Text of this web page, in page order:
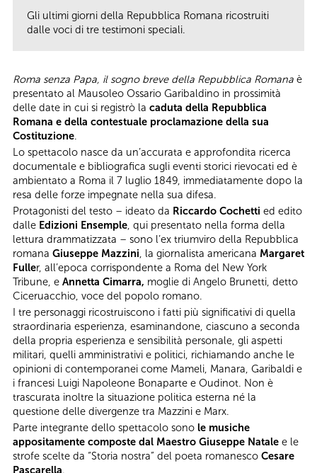
Gli ultimi giorni della Repubblica Romana ricostruiti
dalle voci di tre testimoni speciali.
Roma senza Papa, il sogno breve della Repubblica Romana è
presentato al Mausoleo Ossario Garibaldino in prossimità
delle date in cui si registrò la caduta della Repubblica
Romana e della contestuale proclamazione della sua
Costituzione.
Lo spettacolo nasce da un’accurata e approfondita ricerca
documentale e bibliografica sugli eventi storici rievocati ed è
ambientato a Roma il 7 luglio 1849, immediatamente dopo la
resa delle forze impegnate nella sua difesa.
Protagonisti del testo – ideato da Riccardo Cochetti ed edito
dalle Edizioni Ensemple, qui presentato nella forma della
lettura drammatizzata – sono l’ex triumviro della Repubblica
romana Giuseppe Mazzini, la giornalista americana Margaret
Fuller, all’epoca corrispondente a Roma del New York
Tribune, e Annetta Cimarra, moglie di Angelo Brunetti, detto
Ciceruacchio, voce del popolo romano.
I tre personaggi ricostruiscono i fatti più significativi di quella
straordinaria esperienza, esaminandone, ciascuno a seconda
della propria esperienza e sensibilità personale, gli aspetti
militari, quelli amministrativi e politici, richiamando anche le
opinioni di contemporanei come Mameli, Manara, Garibaldi e
i francesi Luigi Napoleone Bonaparte e Oudinot. Non è
trascurata inoltre la situazione politica esterna né la
questione delle divergenze tra Mazzini e Marx.
Parte integrante dello spettacolo sono le musiche
appositamente composte dal Maestro Giuseppe Natale e le
strofe scelte da “Storia nostra” del poeta romanesco Cesare
Pascarella.